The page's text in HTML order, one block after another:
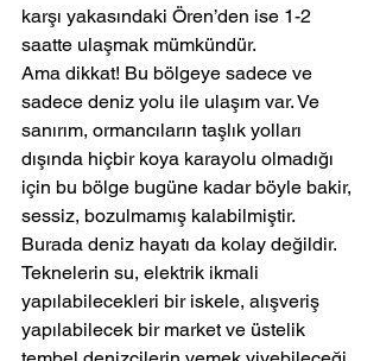
karşı yakasındaki Ören’den ise 1-2
saatte ulaşmak mümkündür.
Ama dikkat! Bu bölgeye sadece ve
sadece deniz yolu ile ulaşım var. Ve
sanırım, ormancıların taşlık yolları
dışında hiçbir koya karayolu olmadığı
için bu bölge bugüne kadar böyle bakir,
sessiz, bozulmamış kalabilmiştir.
Burada deniz hayatı da kolay değildir.
Teknelerin su, elektrik ikmali
yapılabilecekleri bir iskele, alışveriş
yapılabilecek bir market ve üstelik